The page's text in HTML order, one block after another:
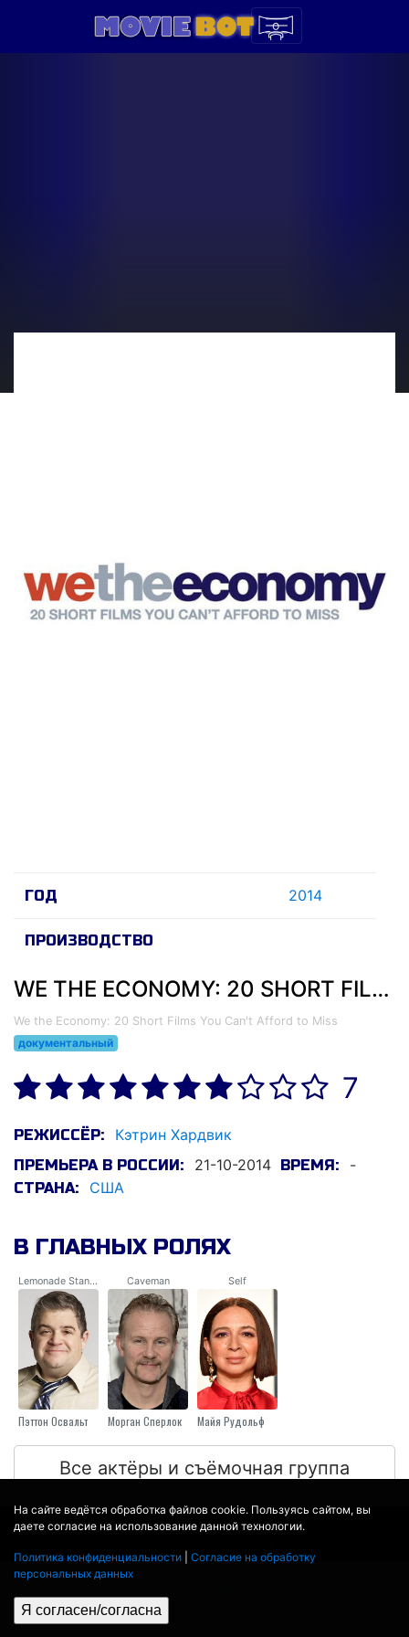
На сайте ведётся обработка файлов cookie. Пользуясь сайтом, вы
даете согласие на использование данной технологии.
Политика конфиденциальности
Согласие на обработку
персональных данных
Я согласен/согласна
ГОД 2014
ПРОИЗВОДСТВО
WE THE ECONOMY: 20 SHORT FILMS YOU CAN'T AFFORD TO MISS (2014)
We the Economy: 20 Short Films You Can't Afford to Miss
документальный
7
РЕЖИССЁР: Кэтрин Хардвик
ПРЕМЬЕРА В РОССИИ: 21-10-2014 ВРЕМЯ: -
СТРАНА: США
В ГЛАВНЫХ РОЛЯХ
Lemonade Stand Dad
Пэттон Освальт
Caveman
Морган Сперлок
Self
Майя Рудольф
Все актёры и съёмочная группа
© 2017 - 2026 MOVIE
ДАННЫЕ ПРЕДОСТАВЛЕНЫ:
ПЕРЕВЕДЕНО СЕРВИСОМЯНДЕКС.ПЕРЕВОД
THEATER BY ICONDOTS FROM THE NOUN PROJECT
СОГЛАСИЕ НА ОБРАБОТКУ ПЕРСОНАЛЬНЫХ ДАННЫХ